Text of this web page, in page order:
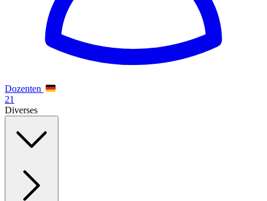
Dozenten
21
Diverses